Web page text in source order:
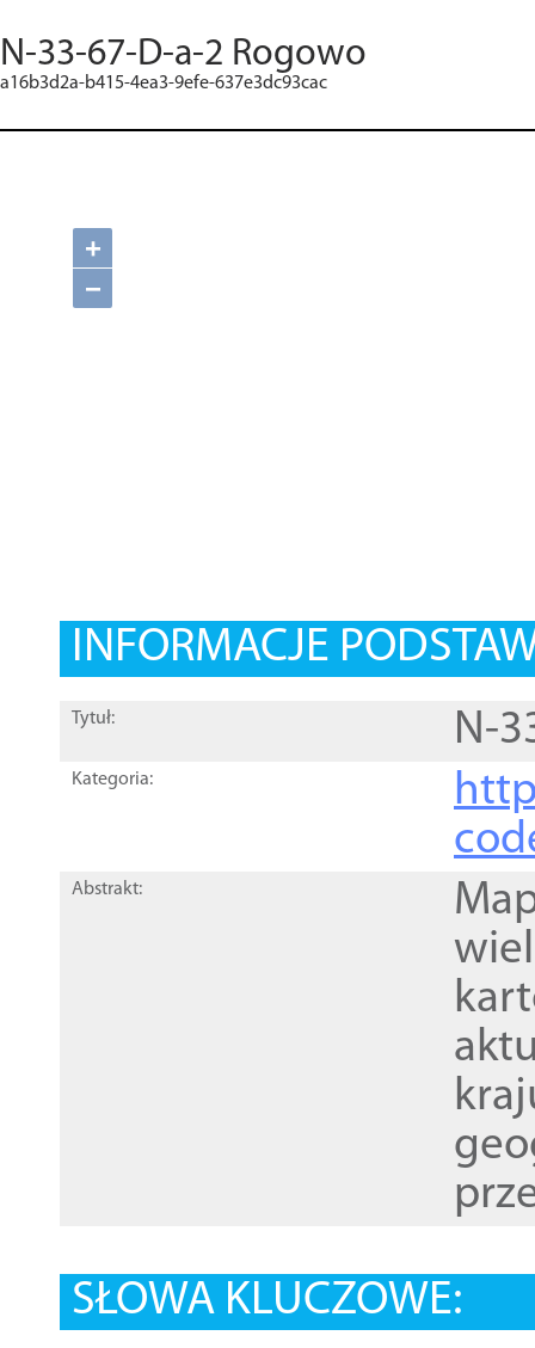
N-33-67-D-a-2 Rogowo
a16b3d2a-b415-4ea3-9efe-637e3dc93cac
+
−
INFORMACJE
Tytuł: N-
Kategoria:
Abstrakt:
SŁOWA KLUCZOWE: